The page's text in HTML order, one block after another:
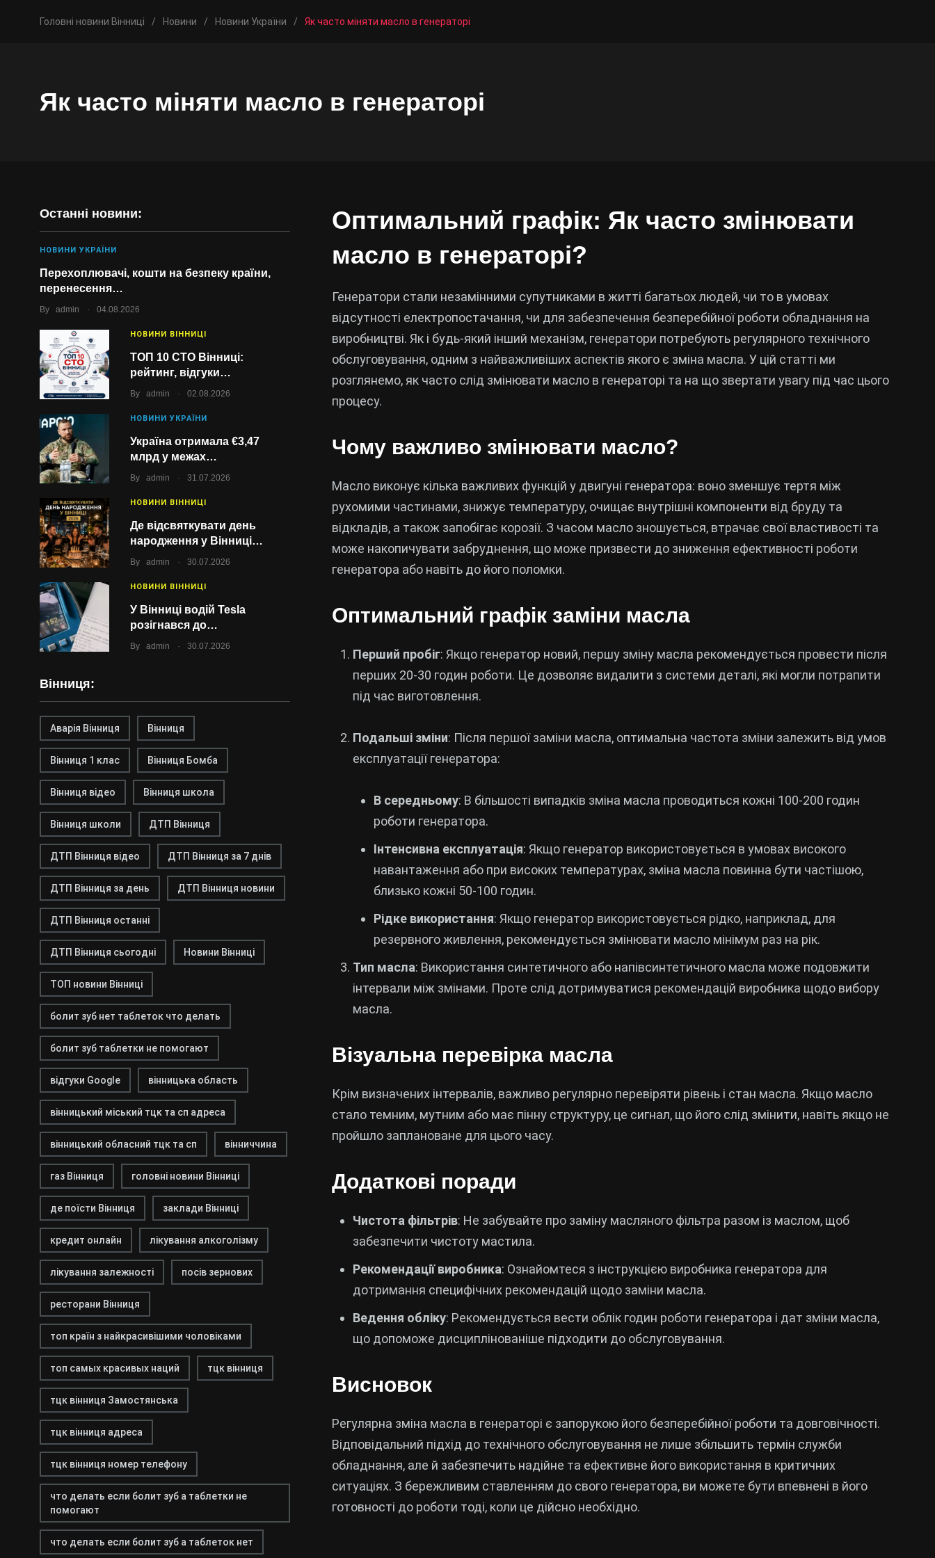
Головні новини Вінниці / Новини / Новини України / Як часто міняти масло в генераторі
Як часто міняти масло в генераторі
Останні новини:
НОВИНИ УКРАЇНИ
Перехоплювачі, кошти на безпеку країни,
перенесення…
By admin . 04.08.2026
НОВИНИ ВІННИЦІ
ТОП 10 СТО Вінниці:
рейтинг, відгуки…
By admin . 02.08.2026
НОВИНИ УКРАЇНИ
Україна отримала €3,47
млрд у межах…
By admin . 31.07.2026
НОВИНИ ВІННИЦІ
Де відсвяткувати день
народження у Вінниці…
By admin . 30.07.2026
НОВИНИ ВІННИЦІ
У Вінниці водій Tesla
розігнався до…
By admin . 30.07.2026
Вінниця:
Аварія Вінниця Вінниця
Вінниця 1 клас Вінниця Бомба
Вінниця відео Вінниця школа
Вінниця школи ДТП Вінниця
ДТП Вінниця відео ДТП Вінниця за 7 днів
ДТП Вінниця за день ДТП Вінниця новини
ДТП Вінниця останні
ДТП Вінниця сьогодні Новини Вінниці
ТОП новини Вінниці
болит зуб нет таблеток что делать
болит зуб таблетки не помогают
відгуки Google вінницька область
вінницький міський тцк та сп адреса
вінницький обласний тцк та сп вінниччина
газ Вінниця головні новини Вінниці
де поїсти Вінниця заклади Вінниці
кредит онлайн лікування алкоголізму
лікування залежності посів зернових
ресторани Вінниця
топ країн з найкрасивішими чоловіками
топ самых красивых наций тцк вінниця
тцк вінниця Замостянська
тцк вінниця адреса
тцк вінниця номер телефону
что делать если болит зуб а таблетки не
помогают
что делать если болит зуб а таблеток нет
Оптимальний графік: Як часто змінювати
масло в генераторі?
Генератори стали незамінними супутниками в житті багатьох людей, чи то в умовах
відсутності електропостачання, чи для забезпечення безперебійної роботи обладнання на
виробництві. Як і будь-який інший механізм, генератори потребують регулярного технічного
обслуговування, одним з найважливіших аспектів якого є зміна масла. У цій статті ми
розглянемо, як часто слід змінювати масло в генераторі та на що звертати увагу під час цього
процесу.
Чому важливо змінювати масло?
Масло виконує кілька важливих функцій у двигуні генератора: воно зменшує тертя між
рухомими частинами, знижує температуру, очищає внутрішні компоненти від бруду та
відкладів, а також запобігає корозії. З часом масло зношується, втрачає свої властивості та
може накопичувати забруднення, що може призвести до зниження ефективності роботи
генератора або навіть до його поломки.
Оптимальний графік заміни масла
Перший пробіг: Якщо генератор новий, першу зміну масла рекомендується провести після
перших 20-30 годин роботи. Це дозволяє видалити з системи деталі, які могли потрапити
під час виготовлення.
Подальші зміни: Після першої заміни масла, оптимальна частота зміни залежить від умов
експлуатації генератора:
В середньому: В більшості випадків зміна масла проводиться кожні 100-200 годин
роботи генератора.
Інтенсивна експлуатація: Якщо генератор використовується в умовах високого
навантаження або при високих температурах, зміна масла повинна бути частішою,
близько кожні 50-100 годин.
Рідке використання: Якщо генератор використовується рідко, наприклад, для
резервного живлення, рекомендується змінювати масло мінімум раз на рік.
Тип масла: Використання синтетичного або напівсинтетичного масла може подовжити
інтервали між змінами. Проте слід дотримуватися рекомендацій виробника щодо вибору
масла.
Візуальна перевірка масла
Крім визначених інтервалів, важливо регулярно перевіряти рівень і стан масла. Якщо масло
стало темним, мутним або має пінну структуру, це сигнал, що його слід змінити, навіть якщо не
пройшло заплановане для цього часу.
Додаткові поради
Чистота фільтрів: Не забувайте про заміну масляного фільтра разом із маслом, щоб
забезпечити чистоту мастила.
Рекомендації виробника: Ознайомтеся з інструкцією виробника генератора для
дотримання специфічних рекомендацій щодо заміни масла.
Ведення обліку: Рекомендується вести облік годин роботи генератора і дат зміни масла,
що допоможе дисциплінованіше підходити до обслуговування.
Висновок
Регулярна зміна масла в генераторі є запорукою його безперебійної роботи та довговічності.
Відповідальний підхід до технічного обслуговування не лише збільшить термін служби
обладнання, але й забезпечить надійне та ефективне його використання в критичних
ситуаціях. З бережливим ставленням до свого генератора, ви можете бути впевнені в його
готовності до роботи тоді, коли це дійсно необхідно.